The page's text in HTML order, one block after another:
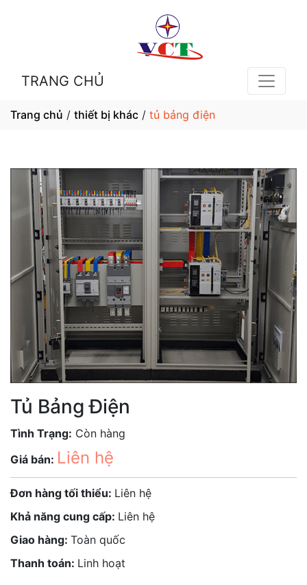
TRANG CHỦ
Trang chủ / thiết bị khác / tủ bảng điện
Tủ Bảng Điện
Tình Trạng: Còn hàng
Giá bán: Liên hệ
Đơn hàng tối thiểu: Liên hệ
Khả năng cung cấp: Liên hệ
Giao hàng: Toàn quốc
Thanh toán: Linh hoạt